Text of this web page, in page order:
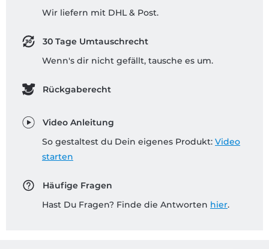
Wir liefern mit DHL & Post.
30 Tage Umtauschrecht
Wenn's dir nicht gefällt, tausche es um.
Rückgaberecht
Video Anleitung
So gestaltest du Dein eigenes Produkt: Video
starten
Häufige Fragen
Hast Du Fragen? Finde die Antworten hier.